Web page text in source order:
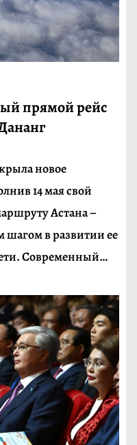
прямой рейс
новое
14 мая свой
Астана –
шагом в развитии ее
Современный…